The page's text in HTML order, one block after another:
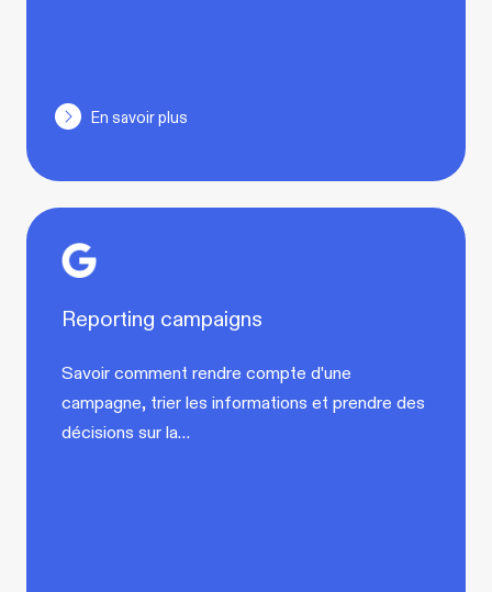
En savoir plus
Reporting campaigns
Savoir comment rendre compte d'une
campagne, trier les informations et prendre des
décisions sur la…